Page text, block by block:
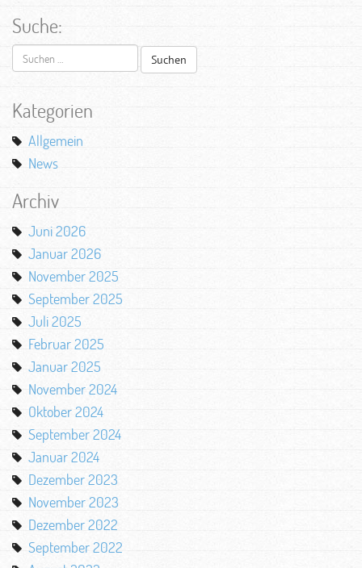
Suche:
Suchen
nach:
Kategorien
Allgemein
News
Archiv
Juni 2026
Januar 2026
November 2025
September 2025
Juli 2025
Februar 2025
Januar 2025
November 2024
Oktober 2024
September 2024
Januar 2024
Dezember 2023
November 2023
Dezember 2022
September 2022